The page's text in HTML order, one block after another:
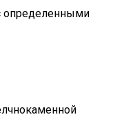
определенными